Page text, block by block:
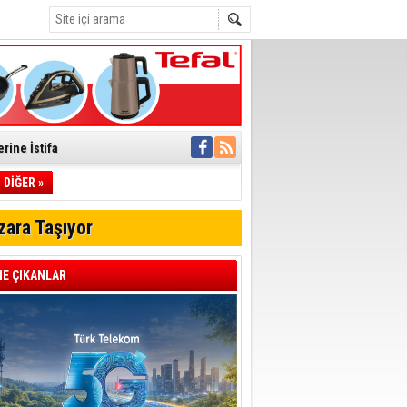
İletti
müdahale
Geçti
DİĞER »
Taşıyor
ÇIKANLAR